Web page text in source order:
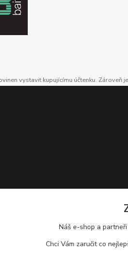
vystavit kupujícímu účtenku.
Náš e-shop a
Chci Vám zaručit co